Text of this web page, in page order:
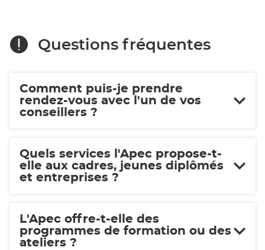
Questions fréquentes
Comment puis-je prendre
rendez-vous avec l'un de vos
conseillers ?
Quels services l'Apec propose-t-
elle aux cadres, jeunes diplômés
et entreprises ?
L'Apec offre-t-elle des
programmes de formation ou des
ateliers ?